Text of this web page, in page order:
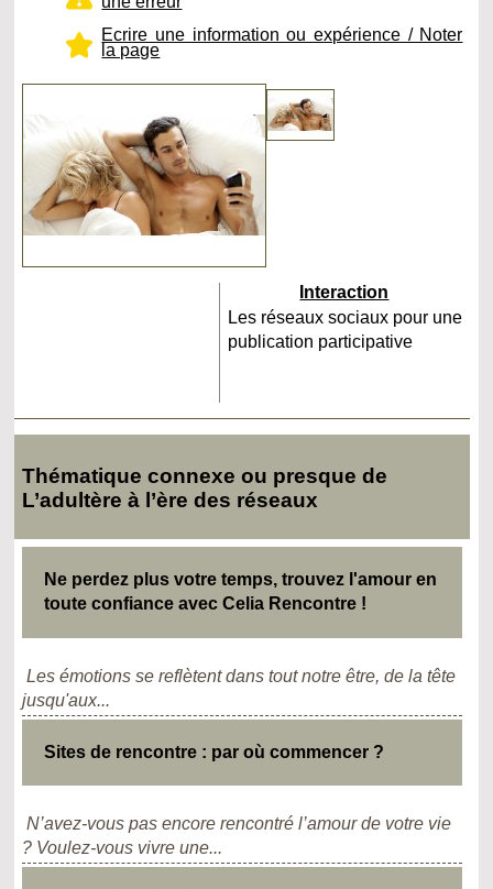
Ecrire une information ou expérience / Noter
la page
Interaction
Les réseaux sociaux pour une
publication participative
Thématique connexe ou presque de
L’adultère à l’ère des réseaux
Ne perdez plus votre temps, trouvez l'amour en
toute confiance avec Celia Rencontre !
Les émotions se reflètent dans tout notre être, de la tête
jusqu'aux...
Sites de rencontre : par où commencer ?
N’avez-vous pas encore rencontré l’amour de votre vie
? Voulez-vous vivre une...